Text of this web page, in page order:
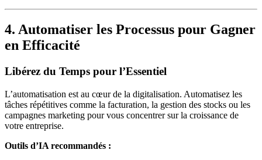
4. Automatiser les Processus pour Gagner
en Efficacité
Libérez du Temps pour l’Essentiel
L’automatisation est au cœur de la digitalisation. Automatisez les
tâches répétitives comme la facturation, la gestion des stocks ou les
campagnes marketing pour vous concentrer sur la croissance de
votre entreprise.
Outils d’IA recommandés :